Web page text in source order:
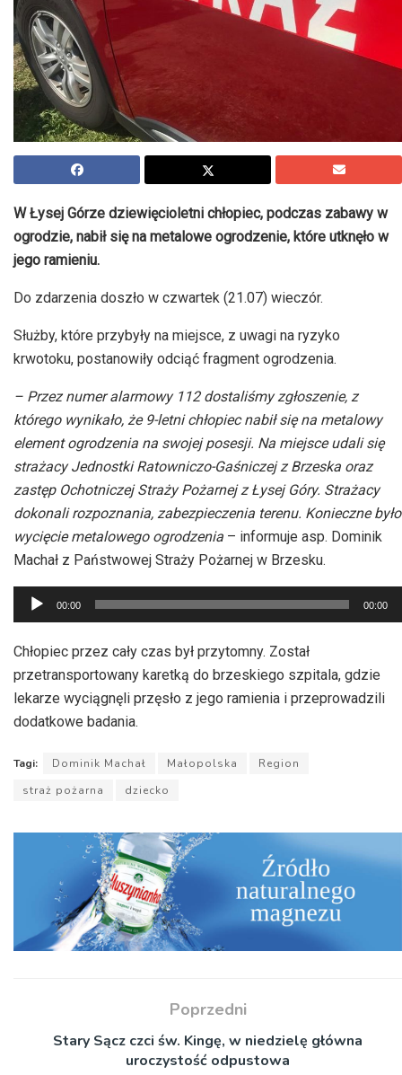
W Łysej Górze dziewięcioletni chłopiec, podczas zabawy w
ogrodzie, nabił się na metalowe ogrodzenie, które utknęło w
jego ramieniu.
Do zdarzenia doszło w czwartek (21.07) wieczór.
Służby, które przybyły na miejsce, z uwagi na ryzyko
krwotoku, postanowiły odciąć fragment ogrodzenia.
– Przez numer alarmowy 112 dostaliśmy zgłoszenie, z
którego wynikało, że 9-letni chłopiec nabił się na metalowy
element ogrodzenia na swojej posesji. Na miejsce udali się
strażacy Jednostki Ratowniczo-Gaśniczej z Brzeska oraz
zastęp Ochotniczej Straży Pożarnej z Łysej Góry. Strażacy
dokonali rozpoznania, zabezpieczenia terenu. Konieczne było
wycięcie metalowego ogrodzenia – informuje asp. Dominik
Machał z Państwowej Straży Pożarnej w Brzesku.
Odtwarzacz
plików
dźwiękowych
00:00 00:00
Chłopiec przez cały czas był przytomny. Został
przetransportowany karetką do brzeskiego szpitala, gdzie
lekarze wyciągnęli przęsło z jego ramienia i przeprowadzili
dodatkowe badania.
Tagi: Dominik Machał Małopolska
Region
straż pożarna
dziecko
Poprzedni
Stary Sącz czci św. Kingę, w niedzielę główna
uroczystość odpustowa